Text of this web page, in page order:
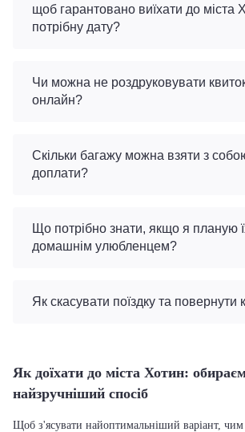
щоб гарантовано виїхати до міста
потрібну дату?
Чи можна не роздруковувати
онлайн?
Скільки багажу можна взяти з
доплати?
Що потрібно знати, якщо я планую
домашнім улюбленцем?
Як скасувати поїздку та повернути
Як доїхати до міста Хотин:
найзручніший спосіб
Щоб з'ясувати найоптимальніший варіант,